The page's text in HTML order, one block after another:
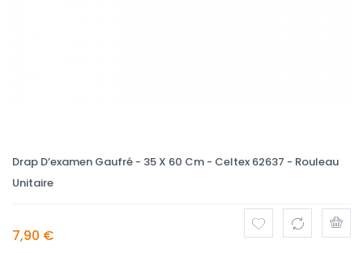
Drap D’examen Gaufré - 35 X 60 Cm - Celtex 62637 - Rouleau
Unitaire
7,90 €